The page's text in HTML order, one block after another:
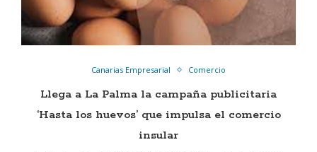
Canarias Empresarial Comercio
Llega a La Palma la campaña publicitaria
‘Hasta los huevos’ que impulsa el comercio
insular